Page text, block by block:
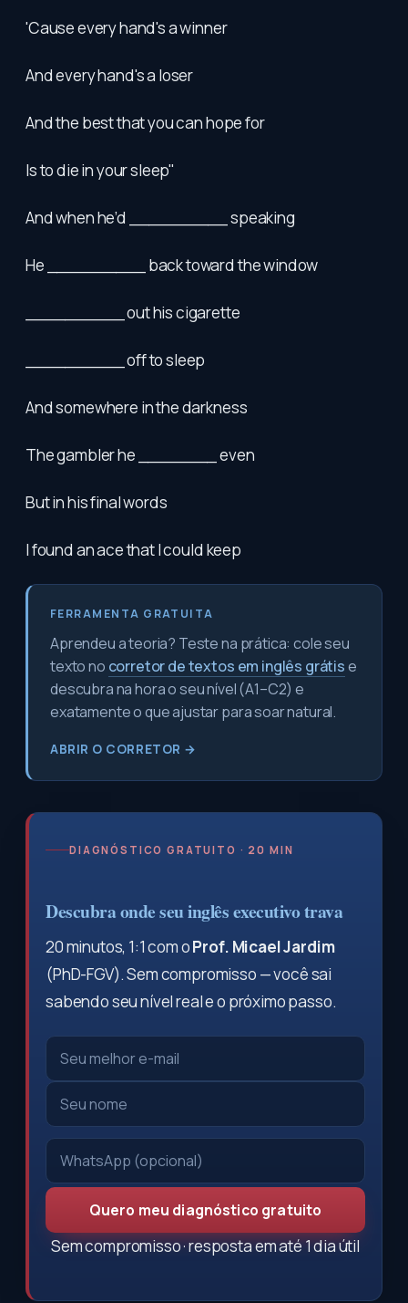
'Cause every hand's a winner
And every hand's a loser
And the best that you can hope for
Is to die in your sleep"
And when he’d __________ speaking
He __________ back toward the window
__________ out his cigarette
__________ off to sleep
And somewhere in the darkness
The gambler he ________ even
But in his final words
I found an ace that I could keep
FERRAMENTA GRATUITA
Aprendeu a teoria? Teste na prática: cole seu
texto no corretor de textos em inglês grátise
descubra na hora o seu nível (A1–C2) e
exatamente o que ajustar para soar natural.
ABRIR O CORRETOR →
DIAGNÓSTICO GRATUITO · 20 MIN
Descubra onde seu inglês executivo trava
20 minutos, 1:1 com oProf. Micael Jardim
(PhD-FGV). Sem compromisso — você sai
sabendo seu nível real e o próximo passo.
Quero meu diagnóstico gratuito
Sem compromisso · resposta em até 1 dia útil